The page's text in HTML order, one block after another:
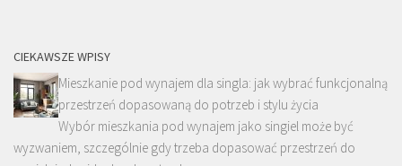
CIEKAWSZE WPISY
Mieszkanie pod wynajem dla singla: jak wybrać funkcjonalną
przestrzeń dopasowaną do potrzeb i stylu życia
Wybór mieszkania pod wynajem jako singiel może być
wyzwaniem, szczególnie gdy trzeba dopasować przestrzeń do